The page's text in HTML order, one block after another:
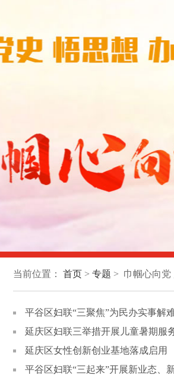
当前位置： 首页> 专题 > 巾帼心向党
平谷区妇联“三聚焦”为民办实事解
延庆区妇联三举措开展儿童暑期服
延庆区女性创新创业基地落成启用
平谷区妇联“三起来”开展新业态、